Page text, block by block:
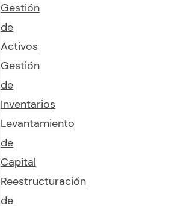
Gestión
de
Activos
Gestión
de
Inventarios
Levantamiento
de
Capital
Reestructuración
de